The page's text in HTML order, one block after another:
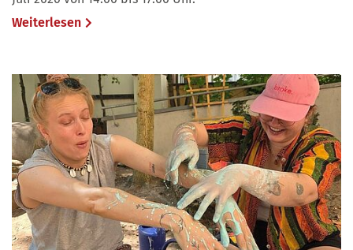
Weiterlesen